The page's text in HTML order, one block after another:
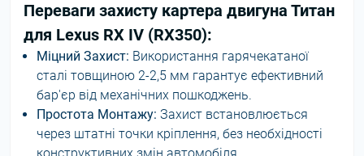
Переваги захисту картера двигуна Титан
для Lexus RX IV (RX350):
Міцний Захист: Використання гарячекатаної
сталі товщиною 2-2,5 мм гарантує ефективний
бар'єр від механічних пошкоджень.
Простота Монтажу: Захист встановлюється
через штатні точки кріплення, без необхідності